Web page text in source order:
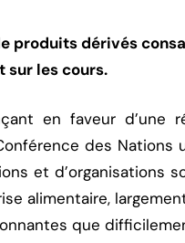
produits dérivés
sur les cours.
en faveur d’une
des Nations
et d’organisations
alimentaire,
que